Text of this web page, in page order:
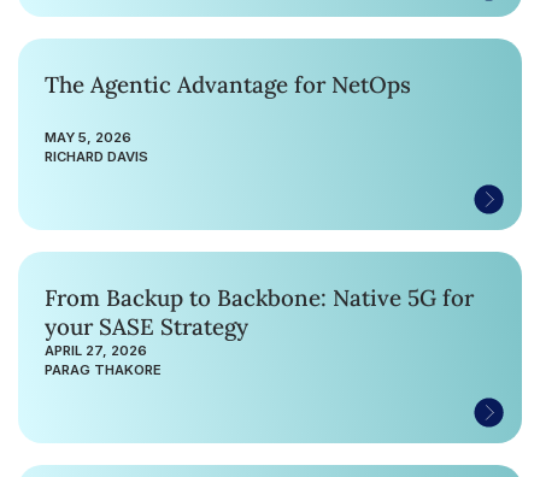
The Agentic Advantage for NetOps
MAY 5, 2026
RICHARD DAVIS
From Backup to Backbone: Native 5G for
your SASE Strategy
APRIL 27, 2026
PARAG THAKORE